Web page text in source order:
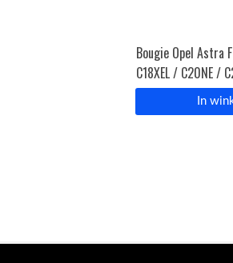
Bougie Opel Astra
C18XEL / C20NE /
In